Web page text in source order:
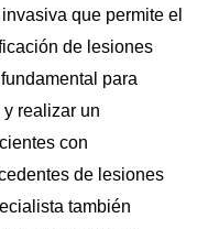
que permite el
de lesiones
para
realizar un
con
de lesiones
también